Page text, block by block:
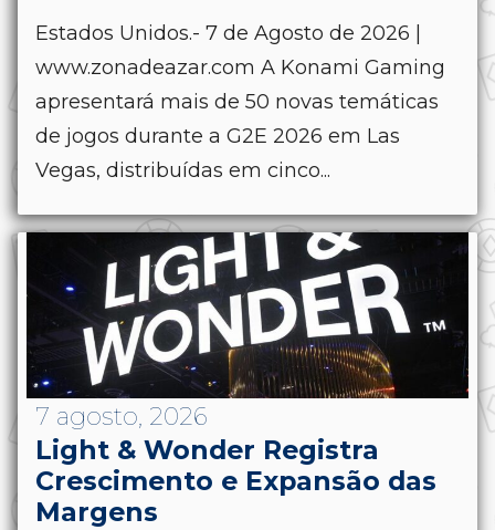
Estados Unidos.- 7 de Agosto de 2026 |
www.zonadeazar.com A Konami Gaming
apresentará mais de 50 novas temáticas
de jogos durante a G2E 2026 em Las
Vegas, distribuídas em cinco...
7 agosto, 2026
Light & Wonder Registra
Crescimento e Expansão das
Margens